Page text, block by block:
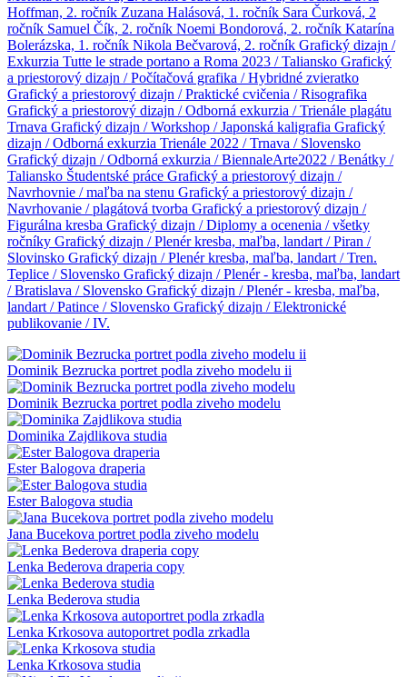
Hoffman, 2. ročník Zuzana Halásová, 1. ročník Sara Čurková, 2
ročník Samuel Čík, 2. ročník Noemi Bondorová, 2. ročník Katarína
Bolerázska, 1. ročník Nikola Bečvarová, 2. ročník Grafický dizajn /
Exkurzia Tutte le strade portano a Roma 2023 / Taliansko Grafický
a priestorový dizajn / Počítačová grafika / Hybridné zvieratko
Grafický a priestorový dizajn / Praktické cvičenia / Risografika
Grafický a priestorový dizajn / Odborná exkurzia / Trienále plagátu
Trnava Grafický dizajn / Workshop / Japonská kaligrafia Grafický
dizajn / Odborná exkurzia Trienále 2022 / Trnava / Slovensko
Grafický dizajn / Odborná exkurzia / BiennaleArte2022 / Benátky /
Taliansko Študentské práce Grafický a priestorový dizajn /
Navrhovnie / maľba na stenu Grafický a priestorový dizajn /
Navrhovanie / plagátová tvorba Grafický a priestorový dizajn /
Figurálna kresba Grafický dizajn / Diplomy a ocenenia / všetky
ročníky Grafický dizajn / Plenér kresba, maľba, landart / Piran /
Slovinsko Grafický dizajn / Plenér kresba, maľba, landart / Tren.
Teplice / Slovensko Grafický dizajn / Plenér - kresba, maľba, landart
/ Bratislava / Slovensko Grafický dizajn / Plenér - kresba, maľba,
landart / Patince / Slovensko Grafický dizajn / Elektronické
publikovanie / IV.
Dominik Bezrucka portret podla ziveho modelu ii
Dominik Bezrucka portret podla ziveho modelu
Dominika Zajdlikova studia
Ester Balogova draperia
Ester Balogova studia
Jana Bucekova portret podla ziveho modelu
Lenka Bederova draperia copy
Lenka Bederova studia
Lenka Krkosova autoportret podla zrkadla
Lenka Krkosova studia